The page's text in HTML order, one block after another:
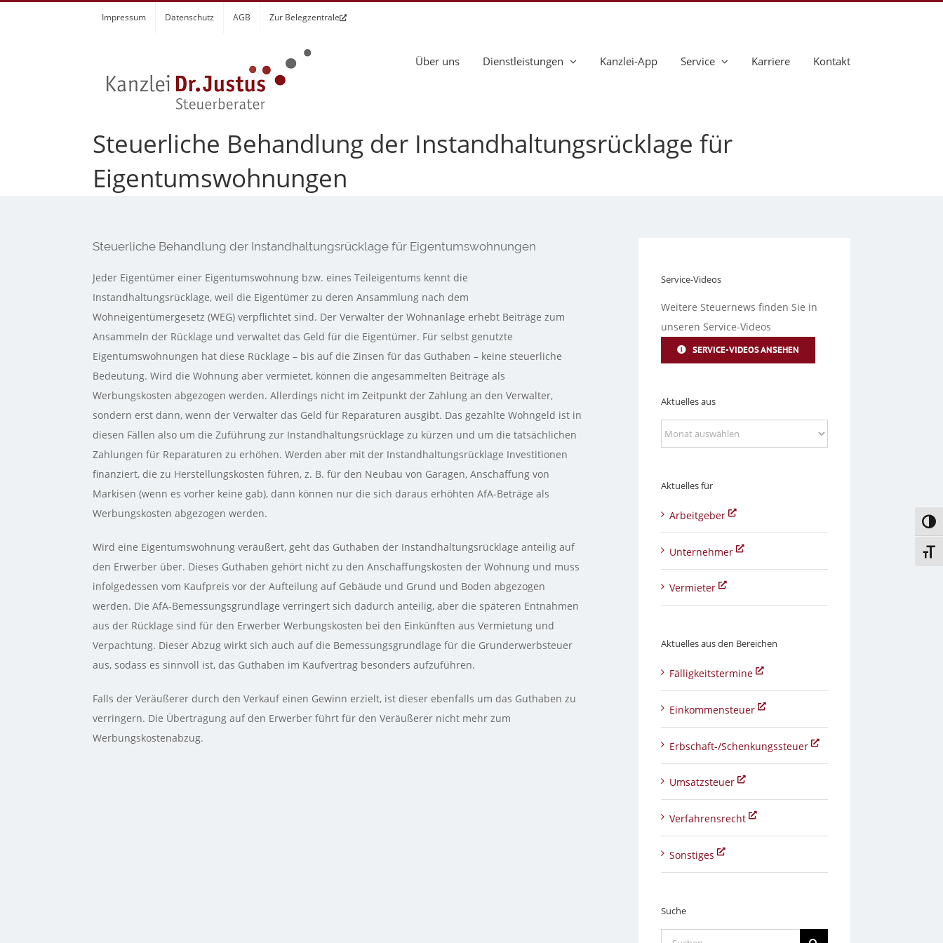
Impressum Datenschutz AGB Zur Belegzentrale
Über uns Dienstleistungen Kanzlei-App Service Karriere Kontakt
Steuerliche Behandlung der Instandhaltungsrücklage für
Eigentumswohnungen
Steuerliche Behandlung der Instandhaltungsrücklage für Eigentumswohnungen
Jeder Eigentümer einer Eigentumswohnung bzw. eines Teileigentums kennt die
Instandhaltungsrücklage, weil die Eigentümer zu deren Ansammlung nach dem
Wohneigentümergesetz (WEG) verpflichtet sind. Der Verwalter der Wohnanlage erhebt Beiträge zum
Ansammeln der Rücklage und verwaltet das Geld für die Eigentümer. Für selbst genutzte
Eigentumswohnungen hat diese Rücklage – bis auf die Zinsen für das Guthaben – keine steuerliche
Bedeutung. Wird die Wohnung aber vermietet, können die angesammelten Beiträge als
Werbungskosten abgezogen werden. Allerdings nicht im Zeitpunkt der Zahlung an den Verwalter,
sondern erst dann, wenn der Verwalter das Geld für Reparaturen ausgibt. Das gezahlte Wohngeld ist in
diesen Fällen also um die Zuführung zur Instandhaltungsrücklage zu kürzen und um die tatsächlichen
Zahlungen für Reparaturen zu erhöhen. Werden aber mit der Instandhaltungsrücklage Investitionen
finanziert, die zu Herstellungskosten führen, z. B. für den Neubau von Garagen, Anschaffung von
Markisen (wenn es vorher keine gab), dann können nur die sich daraus erhöhten AfA-Beträge als
Werbungskosten abgezogen werden.
Wird eine Eigentumswohnung veräußert, geht das Guthaben der Instandhaltungsrücklage anteilig auf
den Erwerber über. Dieses Guthaben gehört nicht zu den Anschaffungskosten der Wohnung und muss
infolgedessen vom Kaufpreis vor der Aufteilung auf Gebäude und Grund und Boden abgezogen
werden. Die AfA-Bemessungsgrundlage verringert sich dadurch anteilig, aber die späteren Entnahmen
aus der Rücklage sind für den Erwerber Werbungskosten bei den Einkünften aus Vermietung und
Verpachtung. Dieser Abzug wirkt sich auch auf die Bemessungsgrundlage für die Grunderwerbsteuer
aus, sodass es sinnvoll ist, das Guthaben im Kaufvertrag besonders aufzuführen.
Falls der Veräußerer durch den Verkauf einen Gewinn erzielt, ist dieser ebenfalls um das Guthaben zu
verringern. Die Übertragung auf den Erwerber führt für den Veräußerer nicht mehr zum
Werbungskostenabzug.
Service-Videos
Weitere Steuernews finden Sie in
unseren Service-Videos
SERVICE-VIDEOS ANSEHEN
Aktuelles aus
Aktuelles
aus
Aktuelles für
Arbeitgeber
Unternehmer
Vermieter
Aktuelles aus den Bereichen
Fälligkeitstermine
Einkommensteuer
Erbschaft-/Schenkungssteuer
Umsatzsteuer
Verfahrensrecht
Sonstiges
Suche
Suche